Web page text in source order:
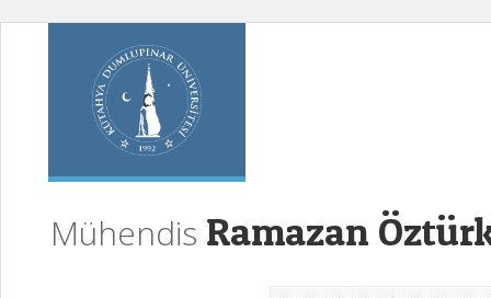
Mühendis Ramazan